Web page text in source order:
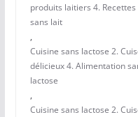
produits laitiers 4.
sans lait
,
Cuisine sans lactose 2.
délicieux 4. Alimentation
lactose
,
Cuisine sans lactose 2.